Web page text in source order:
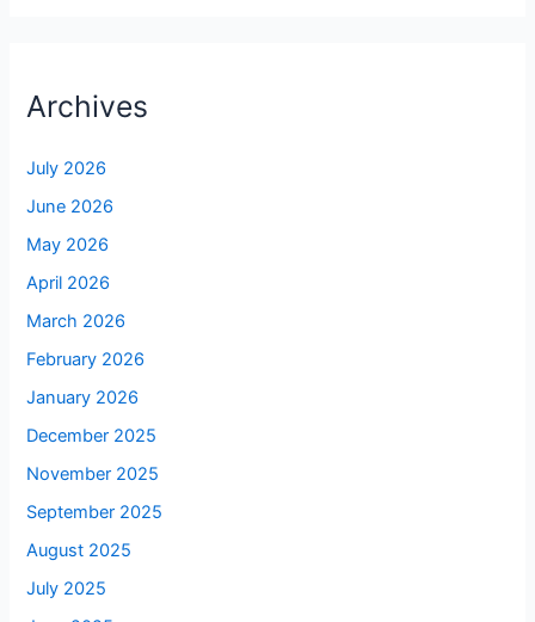
Archives
July 2026
June 2026
May 2026
April 2026
March 2026
February 2026
January 2026
December 2025
November 2025
September 2025
August 2025
July 2025